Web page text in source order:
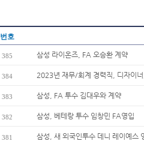
번호
385 삼성 라이온즈, FA 오승환 계약
384 2023년 재무/회계 경력직, 디자이
383 삼성, FA 투수 김대우와 계약
382 삼성, 베테랑 투수 임창민 FA영입
381 삼성, 새 외국인투수 데니 레이예스